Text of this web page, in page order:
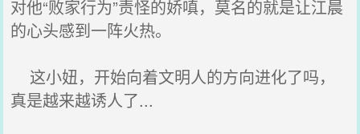
对他“败家行为”责怪的娇嗔，莫名的就是让江晨
的心头感到一阵火热。
这小妞，开始向着文明人的方向进化了吗，
真是越来越诱人了...